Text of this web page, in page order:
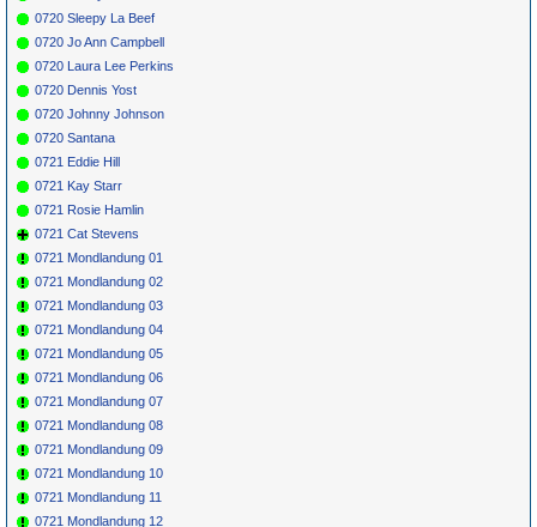
0720 Sleepy La Beef
0720 Jo Ann Campbell
0720 Laura Lee Perkins
0720 Dennis Yost
0720 Johnny Johnson
0720 Santana
0721 Eddie Hill
0721 Kay Starr
0721 Rosie Hamlin
0721 Cat Stevens
0721 Mondlandung 01
0721 Mondlandung 02
0721 Mondlandung 03
0721 Mondlandung 04
0721 Mondlandung 05
0721 Mondlandung 06
0721 Mondlandung 07
0721 Mondlandung 08
0721 Mondlandung 09
0721 Mondlandung 10
0721 Mondlandung 11
0721 Mondlandung 12